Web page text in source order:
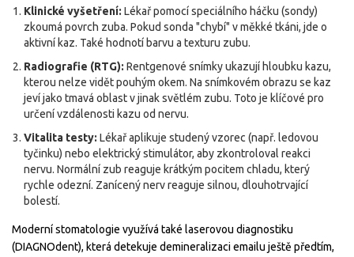
Klinické vyšetření: Lékař pomocí speciálního háčku (sondy)
zkoumá povrch zuba. Pokud sonda "chybí" v měkké tkáni, jde o
aktivní kaz. Také hodnotí barvu a texturu zubu.
Radiografie (RTG): Rentgenové snímky ukazují hloubku kazu,
kterou nelze vidět pouhým okem. Na snímkovém obrazu se kaz
jeví jako tmavá oblast v jinak světlém zubu. Toto je klíčové pro
určení vzdálenosti kazu od nervu.
Vitalita testy: Lékař aplikuje studený vzorec (např. ledovou
tyčinku) nebo elektrický stimulátor, aby zkontroloval reakci
nervu. Normální zub reaguje krátkým pocitem chladu, který
rychle odezní. Zanícený nerv reaguje silnou, dlouhotrvající
bolestí.
Moderní stomatologie využívá také laserovou diagnostiku
(DIAGNOdent), která detekuje demineralizaci emailu ještě předtím,